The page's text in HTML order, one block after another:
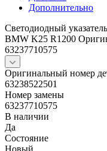
Дополнительно
Светодиодный
BMW K25 R1200
63237710575
Оригинальный номер
63238522501
Номер замены
63237710575
В наличии
Да
Состояние
Новый